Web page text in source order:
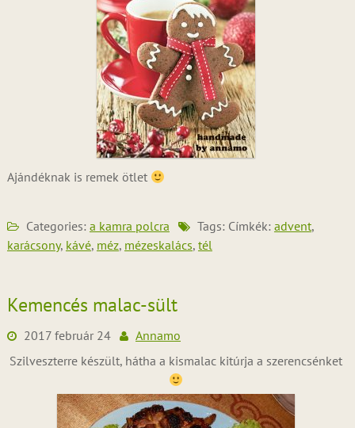
Ajándéknak is remek ötlet
Categories: a kamra polcra Tags: Címkék: advent,
karácsony, kávé, méz, mézeskalács, tél
Kemencés malac-sült
2017 február 24
Annamo
Szilveszterre készült, hátha a kismalac kitúrja a szerencsénket